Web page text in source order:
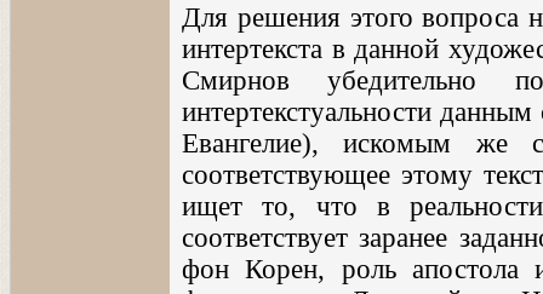
Для решения этого вопроса
интертекста в данной
Смирнов убедительно
интертекстуальности
Евангелие), искомым же
соответствующее этому
ищет то, что в
соответствует заранее
фон Корен, роль апостола